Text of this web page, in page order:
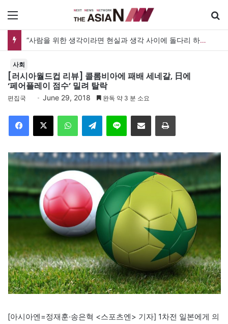
“사람을 위한 생각이라면 현실과 생각 사이에 돌다리 하나는 놓아야 하지 않을까”
사회
[러시아월드컵 리뷰] 콜롬비아에 패배 세네갈, 日에
‘페어플레이 점수’ 밀려 탈락
편집국 June 29, 2018 완독 약 3 분 소요
Telegram 이메일
[아시아엔=정재훈·송은혁 <스포츠엔> 기자] 1차전 일본에게 의